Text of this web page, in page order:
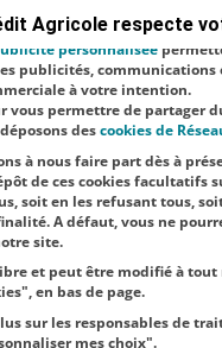
Agriculture
Territoire
NOS
ACTUALITÉS
TOUTES NOS
Agricole respecte
personnalisée
publicités,
à votre intention.
vous permettre de partager
descookies de
à nous faire part dès à
de ces cookies facultatifs
soit en les refusant tous,
A défaut, vous ne
site.
et peut être modifié à
en bas de page.
sur les responsables de
mes choix".